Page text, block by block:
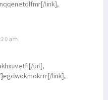
link],
am
url],
link],